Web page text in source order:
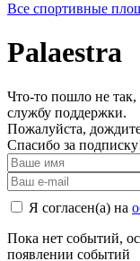
Все спортивные
Palaestra
Что-то пошло не так,
службу поддержки.
Пожалуйста,
Спасибо за
Я согласен(а) на
Пока нет событий,
появлении событий